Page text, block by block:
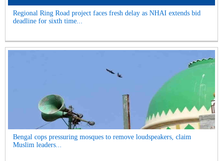
Regional Ring Road project faces fresh delay as NHAI extends bid
deadline for sixth time...
Bengal cops pressuring mosques to remove loudspeakers, claim
Muslim leaders...